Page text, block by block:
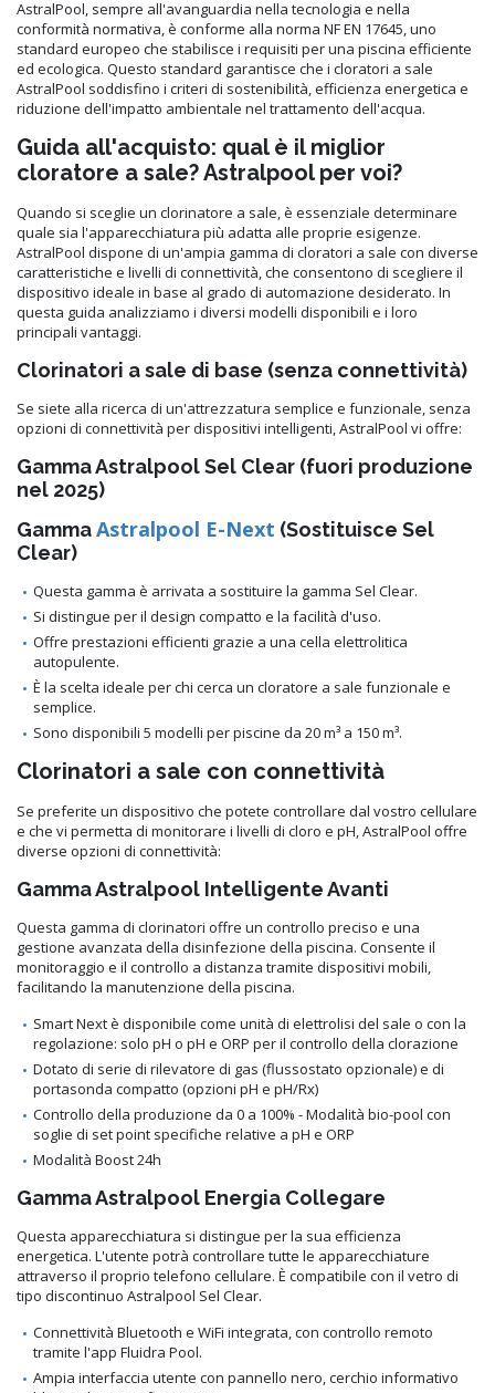
AstralPool, sempre all'avanguardia nella tecnologia e nella
conformità normativa, è conforme alla norma NF EN 17645, uno
standard europeo che stabilisce i requisiti per una piscina efficiente
ed ecologica. Questo standard garantisce che i cloratori a sale
AstralPool soddisfino i criteri di sostenibilità, efficienza energetica e
riduzione dell'impatto ambientale nel trattamento dell'acqua.
Guida all'acquisto: qual è il miglior
cloratore a sale? Astralpool per voi?
Quando si sceglie un clorinatore a sale, è essenziale determinare
quale sia l'apparecchiatura più adatta alle proprie esigenze.
AstralPool dispone di un'ampia gamma di cloratori a sale con diverse
caratteristiche e livelli di connettività, che consentono di scegliere il
dispositivo ideale in base al grado di automazione desiderato. In
questa guida analizziamo i diversi modelli disponibili e i loro
principali vantaggi.
Clorinatori a sale di base (senza connettività)
Se siete alla ricerca di un'attrezzatura semplice e funzionale, senza
opzioni di connettività per dispositivi intelligenti, AstralPool vi offre:
Gamma Astralpool Sel Clear (fuori produzione
nel 2025)
GammaAstralpool E-Next (Sostituisce Sel
Clear)
Questa gamma è arrivata a sostituire la gamma Sel Clear.
Si distingue per il design compatto e la facilità d'uso.
Offre prestazioni efficienti grazie a una cella elettrolitica
autopulente.
È la scelta ideale per chi cerca un cloratore a sale funzionale e
semplice.
Sono disponibili 5 modelli per piscine da 20 m³ a 150 m³.
Clorinatori a sale con connettività
Se preferite un dispositivo che potete controllare dal vostro cellulare
e che vi permetta di monitorare i livelli di cloro e pH, AstralPool offre
diverse opzioni di connettività:
Gamma Astralpool Intelligente Avanti
Questa gamma di clorinatori offre un controllo preciso e una
gestione avanzata della disinfezione della piscina. Consente il
monitoraggio e il controllo a distanza tramite dispositivi mobili,
facilitando la manutenzione della piscina.
Smart Next è disponibile come unità di elettrolisi del sale o con la
regolazione: solo pH o pH e ORP per il controllo della clorazione
Dotato di serie di rilevatore di gas (flussostato opzionale) e di
portasonda compatto (opzioni pH e pH/Rx)
Controllo della produzione da 0 a 100% - Modalità bio-pool con
soglie di set point specifiche relative a pH e ORP
Modalità Boost 24h
Gamma Astralpool Energia Collegare
Questa apparecchiatura si distingue per la sua efficienza
energetica. L'utente potrà controllare tutte le apparecchiature
attraverso il proprio telefono cellulare. È compatibile con il vetro di
tipo discontinuo Astralpool Sel Clear.
Connettività Bluetooth e WiFi integrata, con controllo remoto
tramite l'app Fluidra Pool.
Ampia interfaccia utente con pannello nero, cerchio informativo